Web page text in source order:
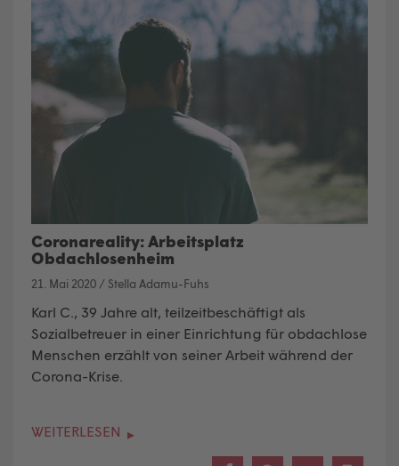
Coronareality: Arbeitsplatz
Obdachlosenheim
21. Mai 2020 / Stella Adamu-Fuhs
Karl C., 39 Jahre alt, teilzeitbeschäftigt als
Sozialbetreuer in einer Einrichtung für obdachlose
Menschen erzählt von seiner Arbeit während der
Corona-Krise.
WEITERLESEN